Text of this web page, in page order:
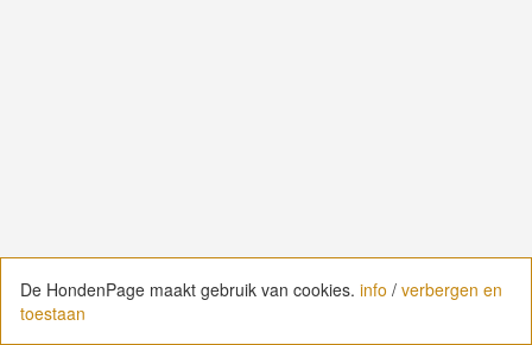
De HondenPage maakt gebruik van cookies. info / verbergen en
toestaan
De HondenPage maakt gebruik van cookies. info / verbergen en
toestaan